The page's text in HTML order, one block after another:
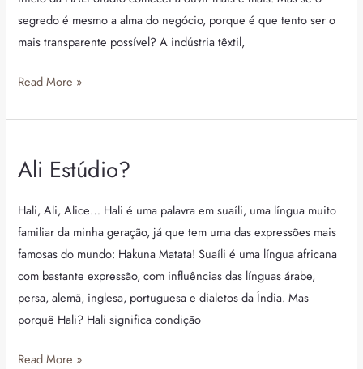
segredo é mesmo a alma do negócio, porque é que tento ser o
mais transparente possível? A indústria têxtil,
do
negócio?
Read More »
Ali Estúdio?
Hali, Ali, Alice… Hali é uma palavra em suaíli, uma língua muito
familiar da minha geração, já que tem uma das expressões mais
famosas do mundo: Hakuna Matata! Suaíli é uma língua africana
com bastante expressão, com influências das línguas árabe,
persa, alemã, inglesa, portuguesa e dialetos da Índia. Mas
porquê Hali? Hali significa condição
Ali
Read More »